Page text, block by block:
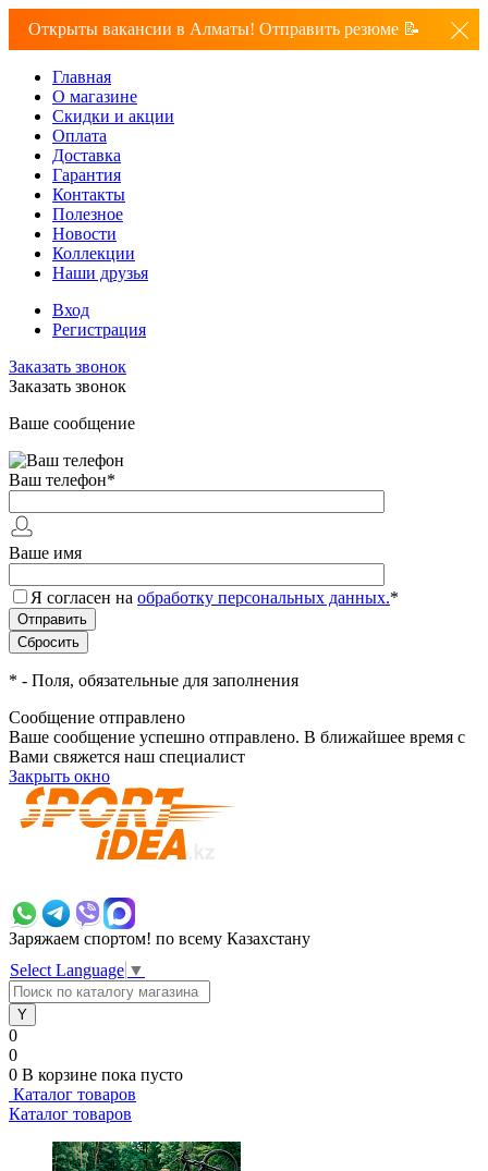
Открыты вакансии в Алматы! Отправить резюме 📝
Главная
О магазине
Скидки и акции
Оплата
Доставка
Гарантия
Контакты
Полезное
Новости
Коллекции
Наши друзья
Вход
Регистрация
Заказать звонок
Заказать звонок
Ваше сообщение
Ваш телефон*
Ваше имя
Я согласен на обработку персональных данных.*
* - Поля, обязательные для заполнения
Сообщение отправлено
Ваше сообщение успешно отправлено. В ближайшее время с
Вами свяжется наш специалист
Закрыть окно
Заряжаем спортом! по всему Казахстану
Select Language ▼
0
0
0 В корзине пока пусто
Каталог товаров
Каталог товаров